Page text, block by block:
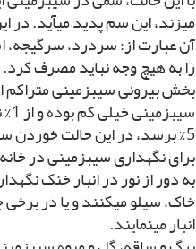
مى‏زند، این سم پدید مى‏آید.
آن عبارت از: سردرد، سرگیجه،
را به هیچ وجه نباید مصرف
بخش بیرونى سیب‏زمینى متراکم
5% برسد، در این حالت خوردن سیب‏زمینى نیز مسمومیت ایجاد مى‏کند.
براى نگهدارى سیب‏زمینى در
به دور از نور در انبار خنک
خاک، سیلو مى‏کنند و یا در برخى
انبار مى‏نمایند.